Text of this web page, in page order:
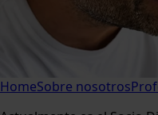
HomeSobre nosotros